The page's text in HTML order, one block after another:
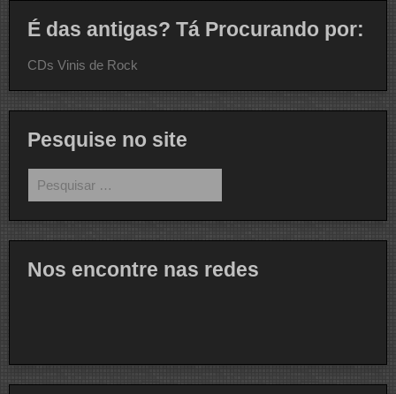
É das antigas? Tá Procurando por:
CDs Vinis de Rock
Pesquise no site
por:
Nos encontre nas redes